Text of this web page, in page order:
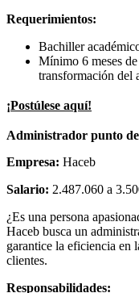
Requerimientos:
Bachiller
Mínimo 6 meses
transformación del
¡Postúlese aquí!
Administrador punto
Empresa: Haceb
Salario: 2.487.060 a
¿Es una persona
Haceb busca un
garantice la eficiencia en
clientes.
Responsabilidades: